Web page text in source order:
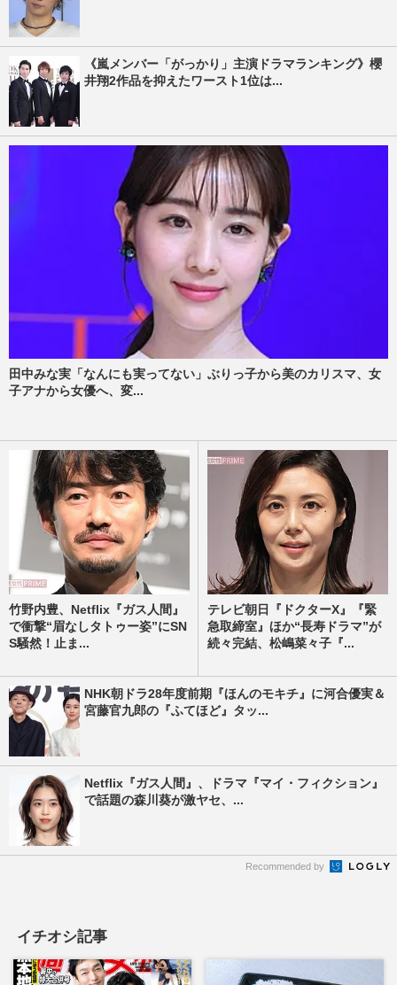
《嵐メンバー「がっかり」主演ドラマランキング》櫻
井翔2作品を抑えたワースト1位は...
田中みな実「なんにも実ってない」ぶりっ子から美のカリスマ、女
子アナから女優へ、変...
竹野内豊、Netflix『ガス人間』
で衝撃“眉なしタトゥー姿”にSN
S騒然！止ま...
テレビ朝日『ドクターX』『緊
急取締室』ほか“長寿ドラマ”が
続々完結、松嶋菜々子『...
NHK朝ドラ28年度前期『ほんのモキチ』に河合優実＆
宮藤官九郎の『ふてほど』タッ...
Netflix『ガス人間』、ドラマ『マイ・フィクション』
で話題の森川葵が激ヤセ、...
Recommended by
イチオシ記事